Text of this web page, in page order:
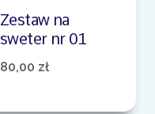
Zestaw na
sweter nr 01
80,00 zł